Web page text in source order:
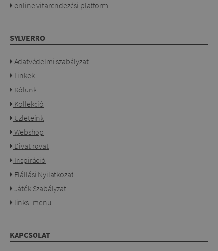
online vitarendezési platform
SYLVERRO
Adatvédelmi szabályzat
Linkek
Rólunk
Kollekció
Üzleteink
Webshop
Divat rovat
Inspiráció
Elállási Nyilatkozat
Játék Szabályzat
links_menu
KAPCSOLAT